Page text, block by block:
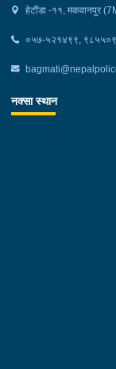
हेटौंडा -११, मकवानपुर
०५७-५२१४९९,
नक्सा स्थान